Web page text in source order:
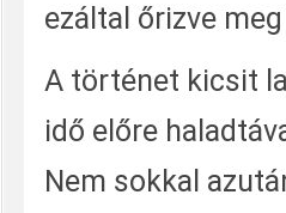
ezáltal őrizve
A történet kicsit
idő előre
Nem sokkal